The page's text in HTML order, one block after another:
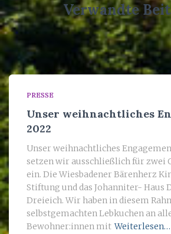
Verwandte
PRESSE
Unser weihnachtliches
2022
Unser weihnachtliches
setzen wir ausschließlich für zwei
ein. Die Wiesbadener Bärenherz
Stiftung und das Johanniter- Haus
Dreieich. Wir haben in diesem
selbstgemachten Lebkuchen an
Bewohner:innen mit Weiterlesen…